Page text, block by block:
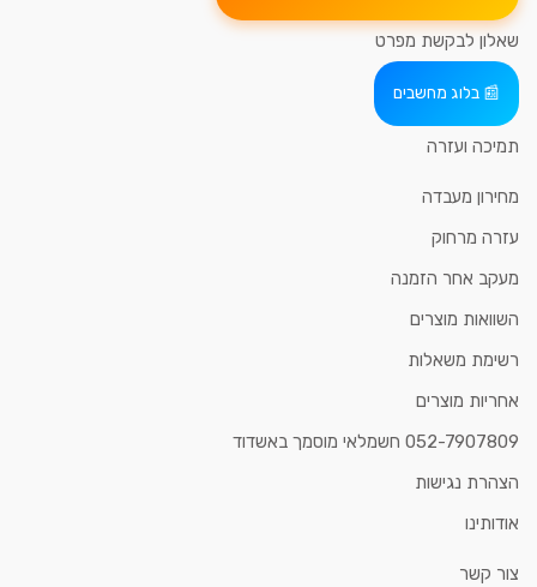
שאלון לבקשת מפרט
בלוג מחשבים
תמיכה ועזרה
מחירון מעבדה
עזרה מרחוק
מעקב אחר הזמנה
השוואות מוצרים
רשימת משאלות
אחריות מוצרים
052-7907809 חשמלאי מוסמך באשדוד
הצהרת נגישות
אודותינו
צור קשר